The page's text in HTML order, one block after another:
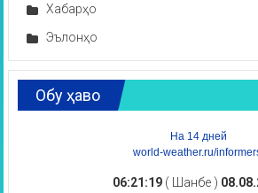
Хабарҳо
Эълонҳо
Обу ҳаво
На 14 дней
world-weather.ru/
06:21:19 ( Шанбе )